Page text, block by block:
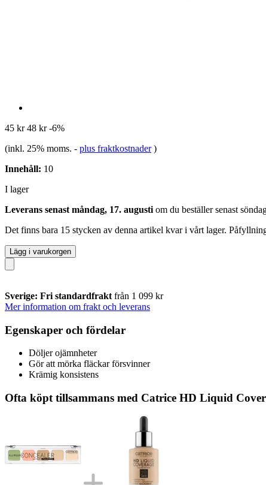
45 kr 48 kr -6%
(inkl. 25% moms. - plus fraktkostnader )
Innehåll: 10
I lager
Leverans senast måndag, 17. augusti om du beställer senast
Det finns bara 15 stycken av denna artikel kvar i vårt lager.
Lägg i varukorgen
Sverige: Fri standardfrakt från 1 099 kr
Mer information om frakt och leverans
Egenskaper och fördelar
Döljer ojämnheter
Gör att mörka fläckar försvinner
Krämig konsistens
Ofta köpt tillsammans med Catrice HD Liquid